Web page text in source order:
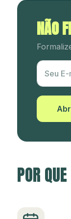
NÃO
Utm
Seu E-
POR